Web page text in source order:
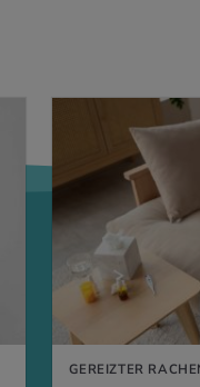
GEREIZTER
MEHR ERFAHREN